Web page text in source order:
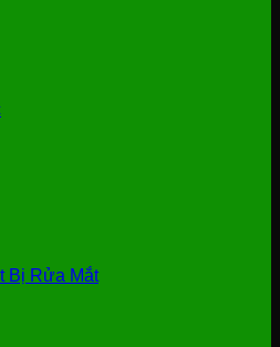
Bị Rửa Mắt